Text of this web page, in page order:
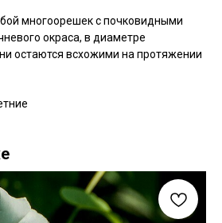
многоорешек с почковидными
окраса, в диаметре
остаются всхожими на протяжении